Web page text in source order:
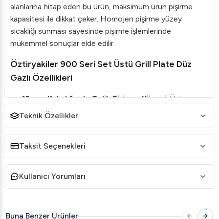
alanlarına hitap eden bu ürün, maksimum ürün pişirme
kapasitesi ile dikkat çeker. Homojen pişirme yüzey
sıcaklığı sunması sayesinde pişirme işlemlerinde
mükemmel sonuçlar elde edilir.
Öztiryakiler 900 Seri Set Üstü Grill Plate Düz
Gazlı Özellikleri
15 mm Kalınlığında Çelik Pişirme Yüzeyi: Ürün,
dayanıklı ve uzun ömürlü bir satine edilmiş çelik yüzeye
kolaylığı sunan sert krom kaplama opsiyonel olarak
seçilebilir.
Geniş Yağ Tahliye Deliği
haznesine atık yağlar kolayca akar ve ön tarafından
Teknik Özellikler
Taksit Seçenekleri
Kullanıcı Yorumları
Buna Benzer Ürünler